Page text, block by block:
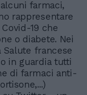
farmaci,
rappresentare
19 che
o diabete. Nei
francese
in guardia tutti
di farmaci anti-